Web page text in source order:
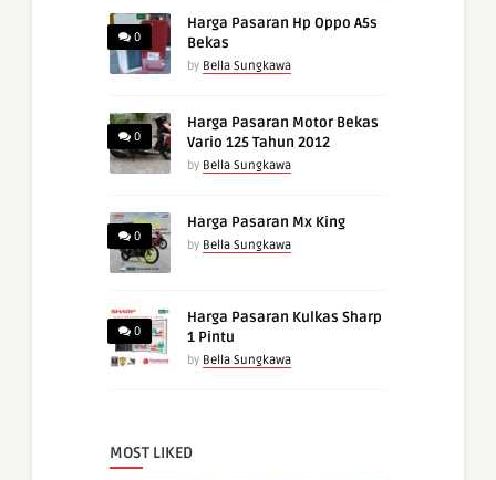
0
Harga Pasaran Hp Oppo A5s
Bekas
by Bella Sungkawa
0
Harga Pasaran Motor Bekas
Vario 125 Tahun 2012
by Bella Sungkawa
0
Harga Pasaran Mx King
by Bella Sungkawa
0
Harga Pasaran Kulkas Sharp
1 Pintu
by Bella Sungkawa
MOST LIKED